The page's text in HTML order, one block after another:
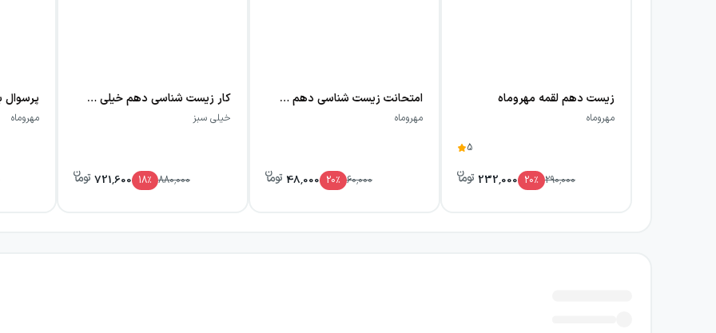
زیست دهم لقمه مهروماه
مهروماه
5
290,000
20٪ 232,000
امتحانت زیست شناسی دهم رشته تجربی
مهروماه
60,000
20٪ 48,000
کار زیست شناسی دهم خیلی سبز
خیلی سبز
880,000
18٪ 721,600
مهروماه